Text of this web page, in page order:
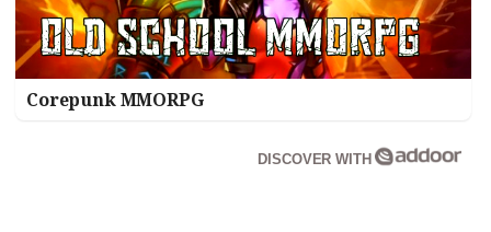
Corepunk MMORPG
DISCOVER WITH